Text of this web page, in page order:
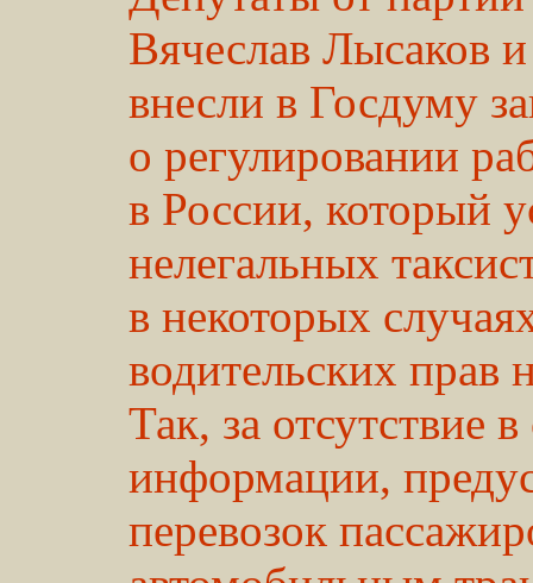
Вячеслав Лысаков
внесли в Госдуму
о регулировании
в России, который
нелегальных
в некоторых
водительских прав
Так, за отсутствие
информации,
перевозок